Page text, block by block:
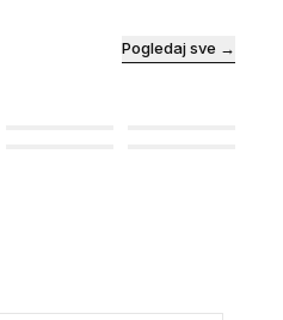
Pogledaj sve →